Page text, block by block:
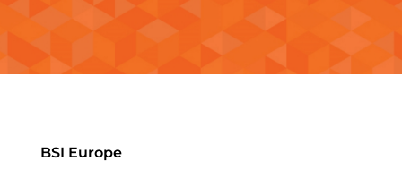
BSI Europe